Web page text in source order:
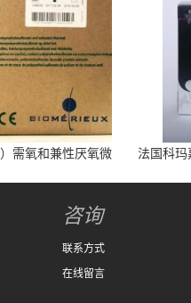
需氧和兼性厌氧微
法国科玛
咨询
联系方式
在线留言